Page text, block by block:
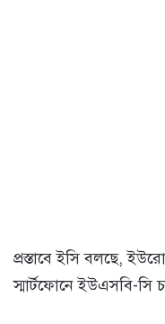
প্রস্তাবে ইসি বলছে,
স্মার্টফোনে ইউএসবি-সি